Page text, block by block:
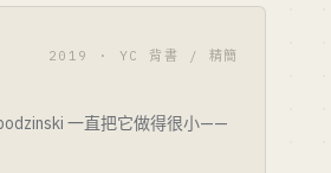
2019 · YC 背書 / 精簡
一直把它做得很小——